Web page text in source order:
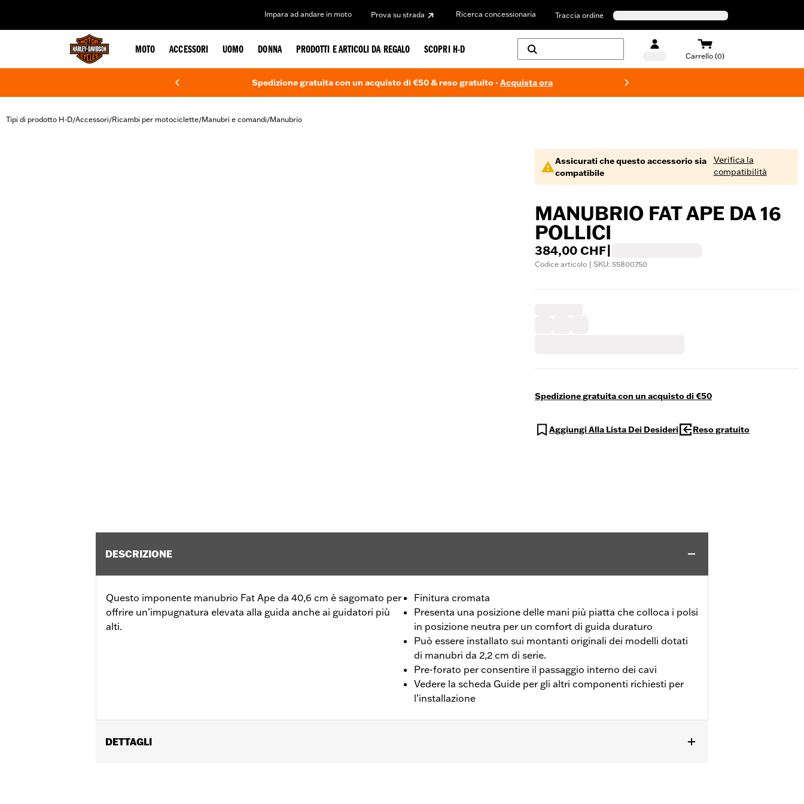
Impara ad andare in moto Prova su strada Ricerca concessionaria Traccia ordine
MOTO ACCESSORI UOMO DONNA PRODOTTI E ARTICOLI DA REGALO SCOPRI H-D
Carrello (0)
Spedizione gratuita con un acquisto di €50 & reso gratuito -Acquista ora
Tipi di prodotto H-D/Accessori/Ricambi per motociclette/Manubri e comandi/Manubrio
Assicurati che questo accessorio sia
compatibile
Verifica la
compatibilità
MANUBRIO FAT APE DA 16
POLLICI
384,00 CHF
Codice articolo | SKU: 55800750
Spedizione gratuita con un acquisto di €50
Aggiungi Alla Lista Dei Desideri Reso gratuito
DESCRIZIONE
Questo imponente manubrio Fat Ape da 40,6 cm è sagomato per
offrire un’impugnatura elevata alla guida anche ai guidatori più
alti.
Finitura cromata
Presenta una posizione delle mani più piatta che colloca i polsi
in posizione neutra per un comfort di guida duraturo
Può essere installato sui montanti originali dei modelli dotati
di manubri da 2,2 cm di serie.
Pre-forato per consentire il passaggio interno dei cavi
Vedere la scheda Guide per gli altri componenti richiesti per
l’installazione
DETTAGLI